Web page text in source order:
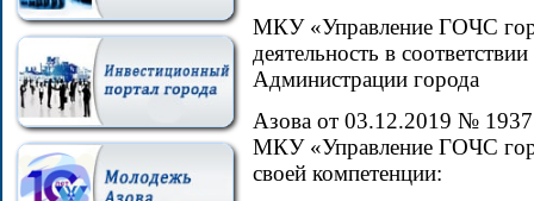
МКУ «Управление ГОЧС
деятельность в
Администрации города
Азова от 03.12.2019 № 1937
МКУ «Управление ГОЧС
своей компетенции: